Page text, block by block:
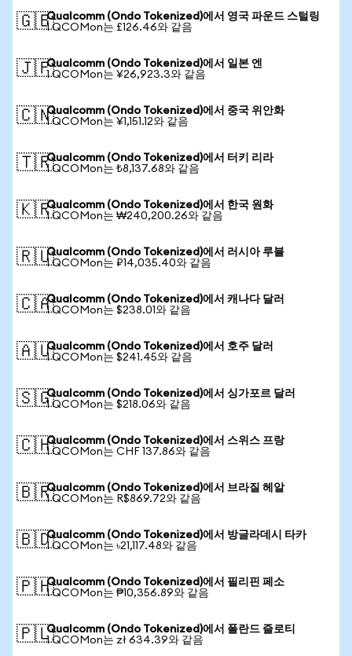
🇬🇧Qualcomm (Ondo Tokenized)에서 영국 파운드 스털링
1 QCOMon는 £126.46와 같음
🇯🇵Qualcomm (Ondo Tokenized)에서 일본 엔
1 QCOMon는 ¥26,923.3와 같음
🇨🇳Qualcomm (Ondo Tokenized)에서 중국 위안화
1 QCOMon는 ¥1,151.12와 같음
🇹🇷Qualcomm (Ondo Tokenized)에서 터키 리라
1 QCOMon는 ₺8,137.68와 같음
🇰🇷Qualcomm (Ondo Tokenized)에서 한국 원화
1 QCOMon는 ₩240,200.26와 같음
🇷🇺Qualcomm (Ondo Tokenized)에서 러시아 루블
1 QCOMon는 ₽14,035.40와 같음
🇨🇦Qualcomm (Ondo Tokenized)에서 캐나다 달러
1 QCOMon는 $238.01와 같음
🇦🇺Qualcomm (Ondo Tokenized)에서 호주 달러
1 QCOMon는 $241.45와 같음
🇸🇬Qualcomm (Ondo Tokenized)에서 싱가포르 달러
1 QCOMon는 $218.06와 같음
🇨🇭Qualcomm (Ondo Tokenized)에서 스위스 프랑
1 QCOMon는 CHF 137.86와 같음
🇧🇷Qualcomm (Ondo Tokenized)에서 브라질 헤알
1 QCOMon는 R$869.72와 같음
🇧🇩Qualcomm (Ondo Tokenized)에서 방글라데시 타카
1 QCOMon는 ৳21,117.48와 같음
🇵🇭Qualcomm (Ondo Tokenized)에서 필리핀 페소
1 QCOMon는 ₱10,356.89와 같음
🇵🇱Qualcomm (Ondo Tokenized)에서 폴란드 즐로티
1 QCOMon는 zł 634.39와 같음